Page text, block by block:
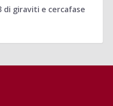
di giraviti e cercafase